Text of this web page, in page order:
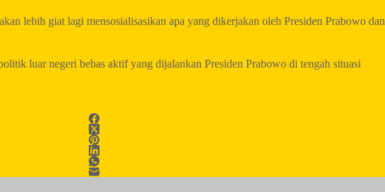
lebih giat lagi mensosialisasikan apa yang dikerjakan oleh Presiden Prabowo dan
luar negeri bebas aktif yang dijalankan Presiden Prabowo di tengah situasi